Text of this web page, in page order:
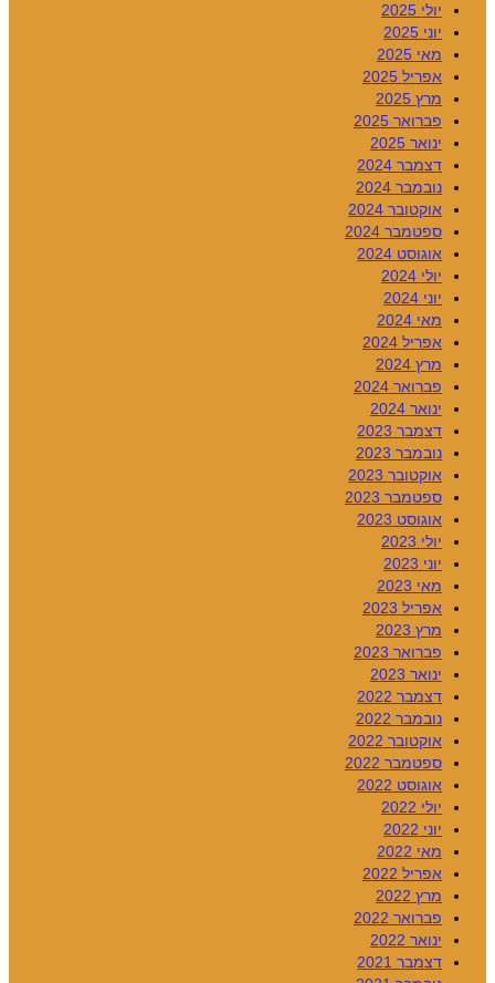
יולי 2025
יוני 2025
מאי 2025
אפריל 2025
מרץ 2025
פברואר 2025
ינואר 2025
דצמבר 2024
נובמבר 2024
אוקטובר 2024
ספטמבר 2024
אוגוסט 2024
יולי 2024
יוני 2024
מאי 2024
אפריל 2024
מרץ 2024
פברואר 2024
ינואר 2024
דצמבר 2023
נובמבר 2023
אוקטובר 2023
ספטמבר 2023
אוגוסט 2023
יולי 2023
יוני 2023
מאי 2023
אפריל 2023
מרץ 2023
פברואר 2023
ינואר 2023
דצמבר 2022
נובמבר 2022
אוקטובר 2022
ספטמבר 2022
אוגוסט 2022
יולי 2022
יוני 2022
מאי 2022
אפריל 2022
מרץ 2022
פברואר 2022
ינואר 2022
דצמבר 2021